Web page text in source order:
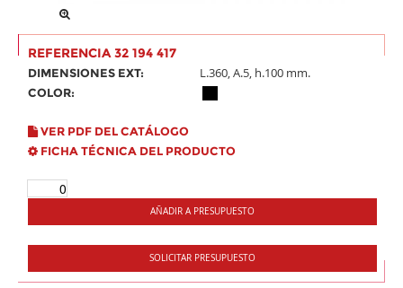
REFERENCIA 32 194 417
DIMENSIONES EXT: L.360, A.5, h.100 mm.
COLOR:
VER PDF DEL CATÁLOGO
FICHA TÉCNICA DEL PRODUCTO
AÑADIR A PRESUPUESTO
SOLICITAR PRESUPUESTO